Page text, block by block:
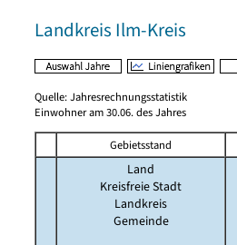
Landkreis Ilm-Kreis
Quelle: Jahresrechnungsstatistik
Einwohner am 30.06. des Jahres
Gebietsstand
Land
Kreisfreie Stadt
Landkreis
Gemeinde